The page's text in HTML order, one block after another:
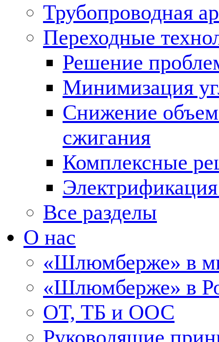
Трубопроводная
Переходные
Решение
Минимизация
Снижение
сжигания
Комплексные
Все разделы
О нас
«Шлюмберже» в
«Шлюмберже» в
ОТ, ТБ и ООС